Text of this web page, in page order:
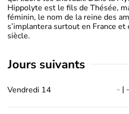
Hippolyte est le fils de Thésée,
féminin, le nom de la reine des
s’implantera surtout en France
siècle.
jours suivants
Vendredi 14 - | -